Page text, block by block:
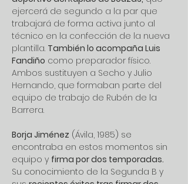
ejercerá de segundo a la par que
trabajará de forma activa junto al
técnico en la confección de la nueva
plantilla. También lo acompaña Luis
Fandiño como preparador físico.
Ambos sustituyen a Secho y Julio
Hernando, que formaban parte del
equipo de trabajo de Rubén de la
Barrera.
Borja Jiménez (Ávila, 1985) se
encontraba en estos momentos sin
equipo y firma por dos temporadas.
Su conocimiento de la Segunda B y